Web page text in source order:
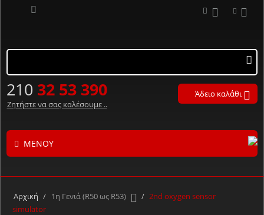
210 32 53 390
Ζητήστε να σας καλέσουμε ..
Άδειο καλάθι
ΜΕΝΟΎ
Μ
Ν Ξ Ο Π Ρ Σ Τ Υ Φ
Αρχική / 1η Γενιά (R50 ως R53) / 2nd oxygen sensor
simulator